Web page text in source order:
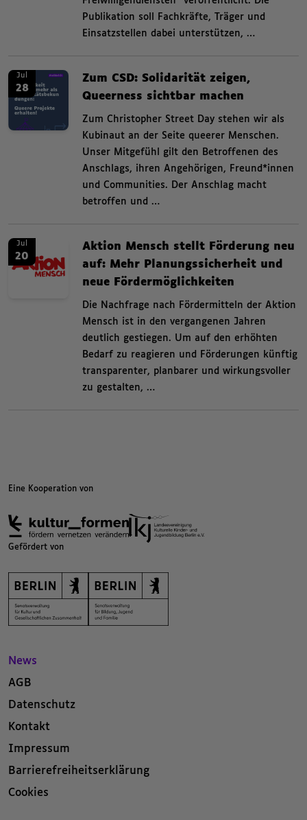
Publikation soll Fachkräfte, Träger und
Einsatzstellen dabei unterstützen, …
News.
Zum CSD: Solidarität zeigen,
Queerness sichtbar machen
Zum Christopher Street Day stehen wir als
Kubinaut an der Seite queerer Menschen.
Unser Mitgefühl gilt den Betroffenen des
Anschlags, ihren Angehörigen, Freund*innen
und Communities. Der Anschlag macht
betroffen und …
Jul
28
News.
Aktion Mensch stellt Förderung neu
auf: Mehr Planungssicherheit und
neue Fördermöglichkeiten
Die Nachfrage nach Fördermitteln der Aktion
Mensch ist in den vergangenen Jahren
deutlich gestiegen. Um auf den erhöhten
Bedarf zu reagieren und Förderungen künftig
transparenter, planbarer und wirkungsvoller
zu gestalten, …
Jul
20
Eine Kooperation von
Gefördert von
News
AGB
Datenschutz
Kontakt
Impressum
Barrierefreiheitserklärung
Cookies